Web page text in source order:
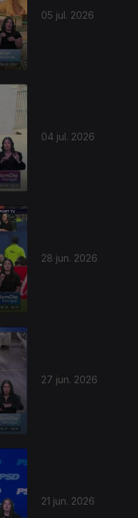
05 jul. 2026
04 jul. 2026
28 jun. 2026
27 jun. 2026
21 jun. 2026